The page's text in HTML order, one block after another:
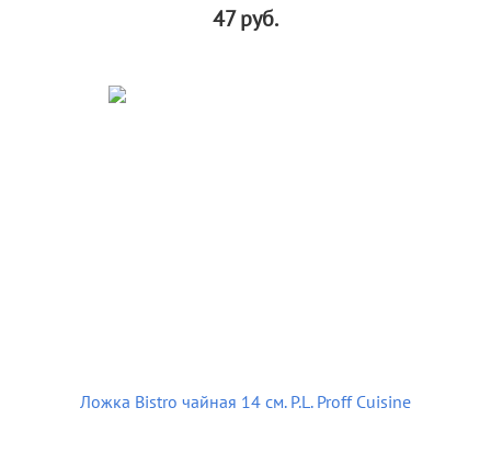
47руб.
Ложка Bistro чайная 14 см. P.L. Proff Cuisine